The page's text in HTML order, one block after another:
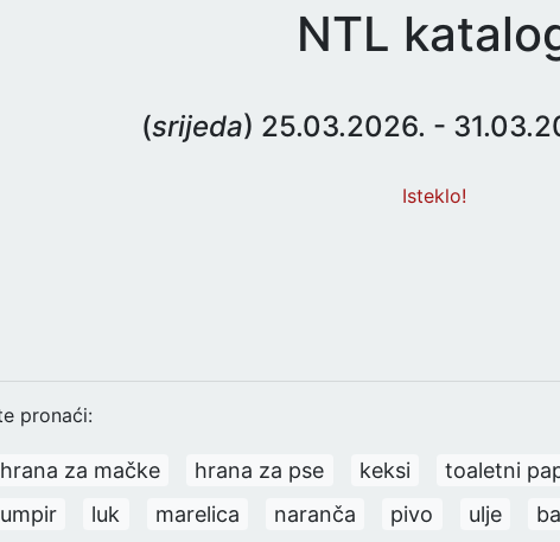
NTL
(srijeda) 25.03.2026. -
Isteklo!
pronaći:
hrana za mačke hrana za pse keksi toaletni
luk marelica naranča pivo ulje